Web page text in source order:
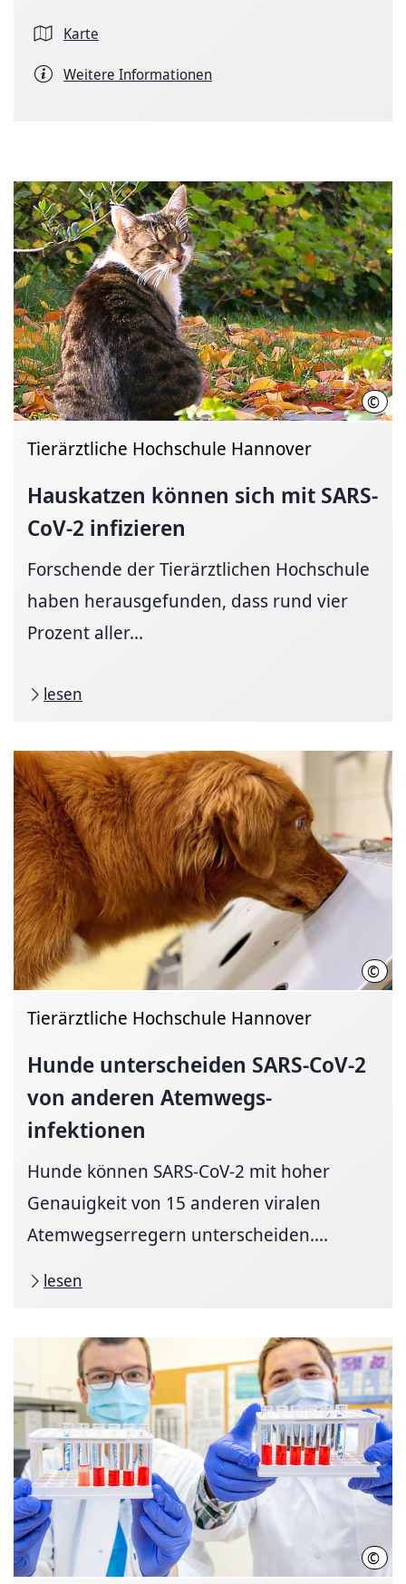
Karte
Weitere Informationen
©
Tierärztliche Hochschule Hannover
Hauskatzen können sich mit SARS-
CoV-2 infizieren
Forschende der Tierärztlichen Hochschule
haben herausgefunden, dass rund vier
Prozent aller...
lesen
©
Tierärztliche Hochschule Hannover
Hunde unter­scheiden SARS-CoV-2
von anderen Atem­wegs­
infektionen
Hunde können SARS-CoV-2 mit hoher
Genauigkeit von 15 anderen viralen
Atemwegserregern unterscheiden....
lesen
©